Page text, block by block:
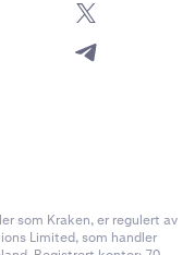
som Kraken, er regulert av
Limited, som handler